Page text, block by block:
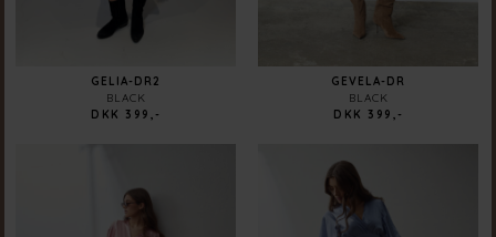
GELIA-DR2
BLACK
DKK 399,-
GEVELA-DR
BLACK
DKK 399,-